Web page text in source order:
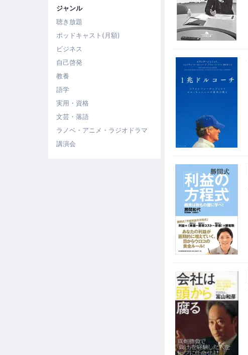
ジャンル
聴き放題
ポッドキャスト(月額)
ビジネス
自己啓発
教養
語学
実用・資格
文芸・落語
ラノベ・アニメ・ラジオドラマ
講演会